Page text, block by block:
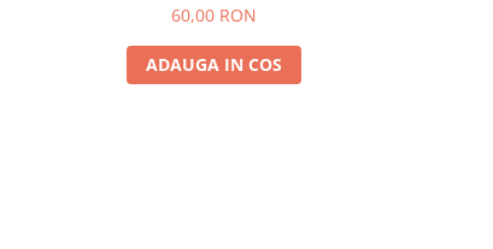
60,00 RON
ADAUGA IN COS